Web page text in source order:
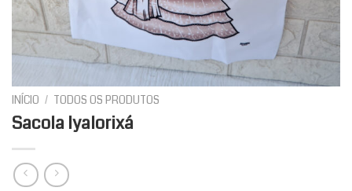
INÍCIO / TODOS OS PRODUTOS
Sacola Iyalorixá